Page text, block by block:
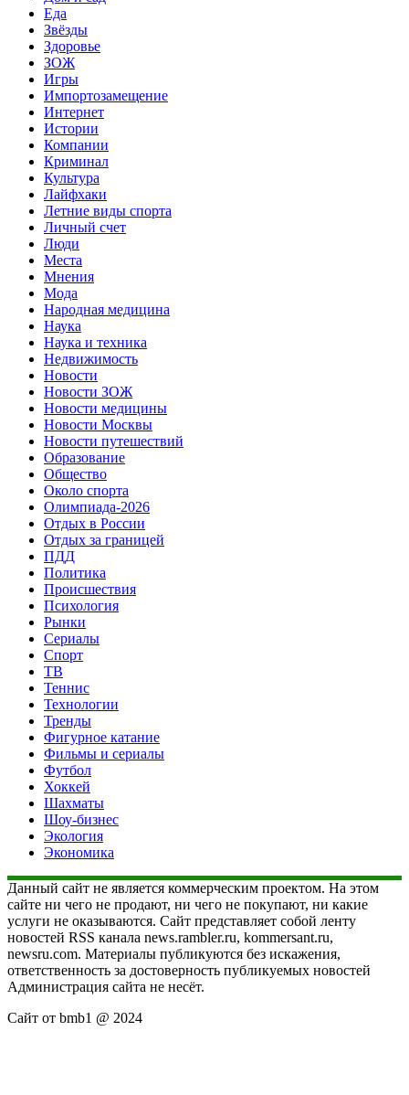
Еда
Звёзды
Здоровье
ЗОЖ
Игры
Импортозамещение
Интернет
Истории
Компании
Криминал
Культура
Лайфхаки
Летние виды спорта
Личный счет
Люди
Места
Мнения
Мода
Народная медицина
Наука
Наука и техника
Недвижимость
Новости
Новости ЗОЖ
Новости медицины
Новости Москвы
Новости путешествий
Образование
Общество
Около спорта
Олимпиада-2026
Отдых в России
Отдых за границей
ПДД
Политика
Происшествия
Психология
Рынки
Сериалы
Спорт
ТВ
Теннис
Технологии
Тренды
Фигурное катание
Фильмы и сериалы
Футбол
Хоккей
Шахматы
Шоу-бизнес
Экология
Экономика
Данный сайт не является коммерческим проектом. На этом
сайте ни чего не продают, ни чего не покупают, ни какие
услуги не оказываются. Сайт представляет собой ленту
новостей RSS канала news.rambler.ru, kommersant.ru,
newsru.com. Материалы публикуются без искажения,
ответственность за достоверность публикуемых новостей
Администрация сайта не несёт.
Сайт от bmb1 @ 2024